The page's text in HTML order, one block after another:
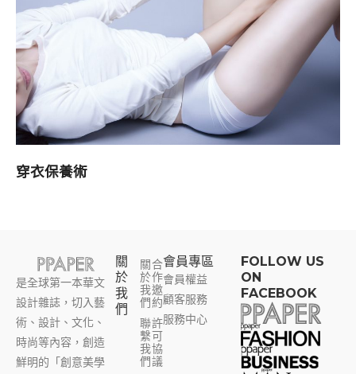
穿衣保養術
是全球第一本華文
設計雜誌，切入藝
術、設計、文化、
時尚等內容，創造
鮮明的「創意美學
關
於
我
們
關
於
我
們
聯
繫
我
們
合
作
邀
約
許
可
協
議
會員專區​
會員權益
顧客服務
服務中心
FOLLOW US
ON
FACEBOOK